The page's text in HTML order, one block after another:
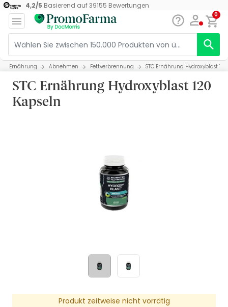
4,2/5 Basierend auf39155 Bewertungen
0
Ernährung Abnehmen Fettverbrennung STC Ernährung Hydroxyblast
STC Ernährung Hydroxyblast 120
Kapseln
Produkt zeitweise nicht vorrätig